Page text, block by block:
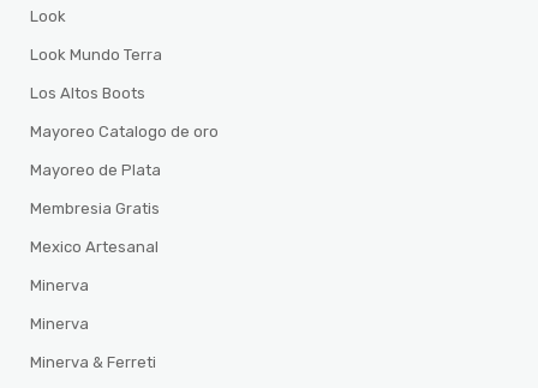
Look
Look Mundo Terra
Los Altos Boots
Mayoreo Catalogo de oro
Mayoreo de Plata
Membresia Gratis
Mexico Artesanal
Minerva
Minerva
Minerva & Ferreti